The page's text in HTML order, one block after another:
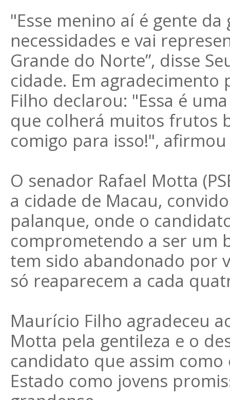
"Esse menino aí é gente
necessidades e vai
Grande do Norte”, disse
cidade. Em
Filho declarou: "Essa é
que colherá muitos frutos
comigo para isso!",
O senador Rafael Motta
a cidade de Macau,
palanque, onde o
comprometendo a ser um
tem sido abandonado por
só reaparecem a cada
Maurício Filho agradeceu
Motta pela gentileza e o
candidato que assim
Estado como jovens